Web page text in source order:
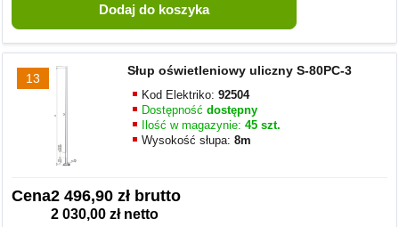
13
Słup oświetleniowy uliczny S-80PC-3
Kod Elektriko:92504
Dostępnośćdostępny
Ilość w magazynie:45 szt.
Wysokość słupa:8m
Cena2 496,90 zł brutto
2 030,00 zł netto